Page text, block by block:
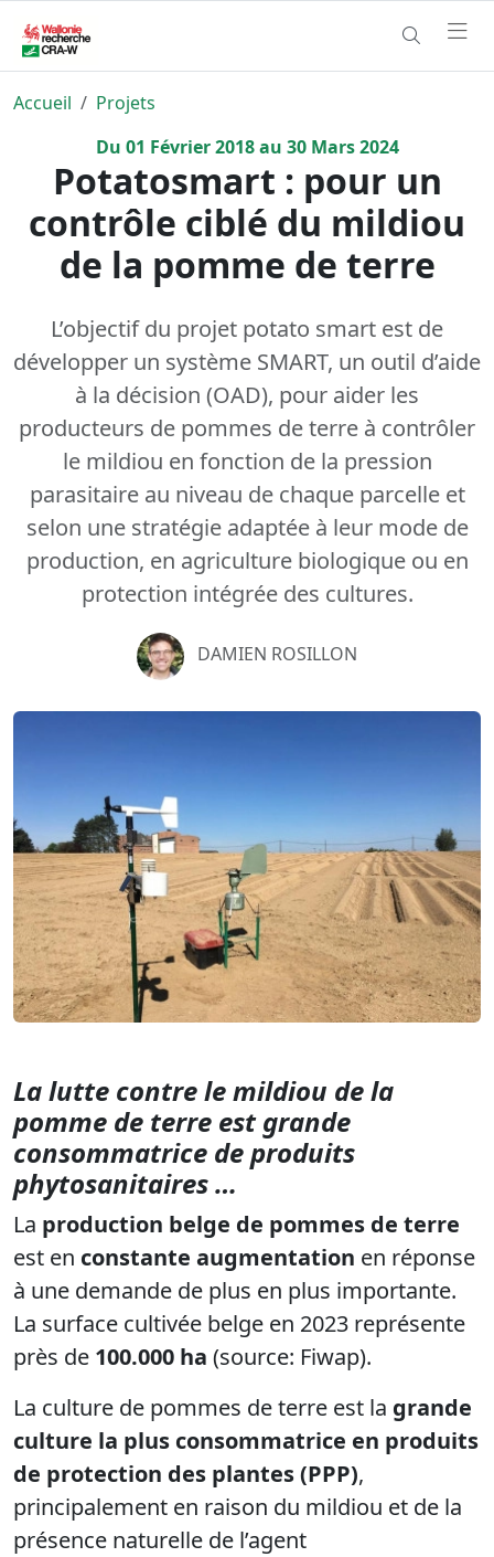
Accueil
Projets
Du 01 Février2018 au 30Mars2024
Potatosmart : pour un
contrôle ciblé du mildiou
de la pomme de terre
L’objectif du projet potato smart est de
développer un système SMART, un outil d’aide
à la décision (OAD), pour aider les
producteurs de pommes de terre à contrôler
le mildiou en fonction de la pression
parasitaire au niveau de chaque parcelle et
selon une stratégie adaptée à leur mode de
production, en agriculture biologique ou en
protection intégrée des cultures.
DAMIEN ROSILLON
La lutte contre le mildiou de la
pomme de terre est grande
consommatrice de produits
phytosanitaires …
La production belge de pommes de terre
est en constante augmentation en réponse
à une demande de plus en plus importante.
La surface cultivée belge en 2023 représente
près de 100.000 ha (source: Fiwap).
La culture de pommes de terre est la grande
culture la plus consommatrice en produits
de protection des plantes (PPP),
principalement en raison du mildiou et de la
présence naturelle de l’agent